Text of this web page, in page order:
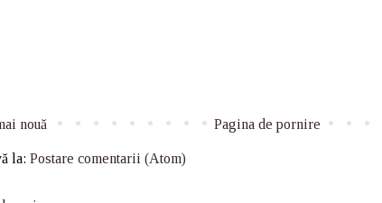
nouă Pagina de pornire
la: Postare comentarii (Atom)